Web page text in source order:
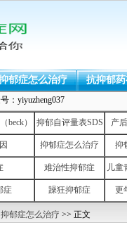
郁症怎么治疗 抗抑郁
：yiyuzheng037
beck） 抑郁自评量表SDS 产
抑郁症怎么治疗 抑
难治性抑郁症 儿童
症 躁狂抑郁症 更
抑郁症怎么治疗 >> 正文